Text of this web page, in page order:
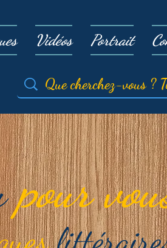
Vidéos Portrait
pour